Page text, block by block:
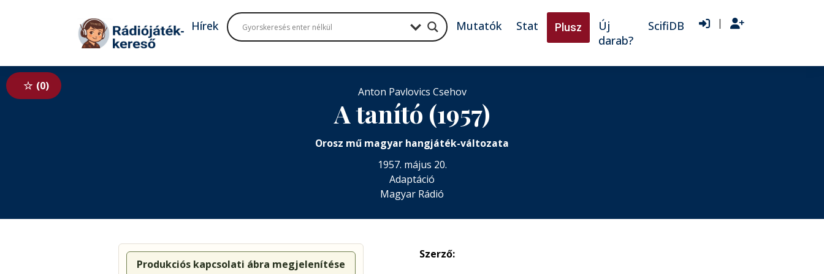
Tovább a tartalomhoz
Hírek Mutatók Stat Plusz
Új
darab?
ScifiDB |
0 Anton Pavlovics Csehov
A tanító (1957)
Orosz mű magyar hangjáték-változata
1957. május 20.
Adaptáció
Magyar Rádió
Produkciós kapcsolati ábra megjelenítése
Szerző: